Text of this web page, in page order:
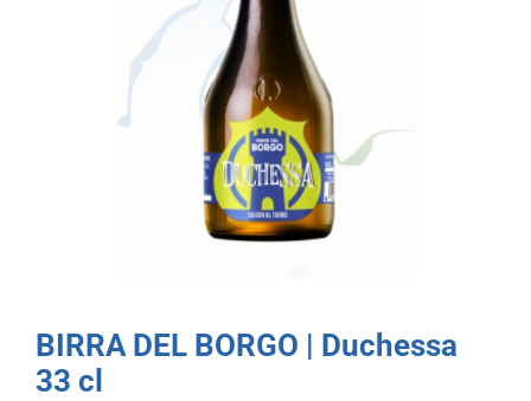
BIRRA DEL BORGO | Duchessa
33 cl